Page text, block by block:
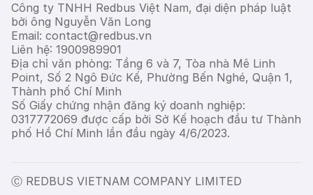
Công ty TNHH Redbus Việt Nam, đại diện pháp luật
bởi ông Nguyễn Văn Long
Email: contact@redbus.vn
Liên hệ: 1900989901
Địa chỉ văn phòng: Tầng 6 và 7, Tòa nhà Mê Linh
Point, Số 2 Ngô Đức Kế, Phường Bến Nghé, Quận 1,
Thành phố Chí Minh
Số Giấy chứng nhận đăng ký doanh nghiệp:
0317772069 được cấp bởi Sở Kế hoạch đầu tư Thành
phố Hồ Chí Minh lần đầu ngày 4/6/2023.
Ⓒ REDBUS VIETNAM COMPANY LIMITED